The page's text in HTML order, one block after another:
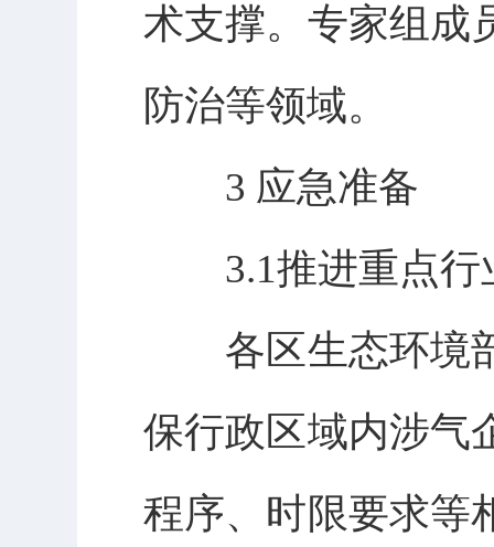
术支撑。专家组成
防治等领域。
3 应急准备
3.1推进重点行
各区生态环境部
保行政区域内涉气
程序、时限要求等